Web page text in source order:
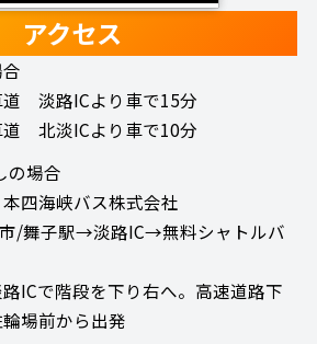
アクセス
道 淡路ICより車で15分
道 北淡ICより車で10分
の場合
四海峡バス株式会社
/舞子駅→淡路IC→無料シャトルバ
ICで階段を下り右へ。高速道路下
場前から出発